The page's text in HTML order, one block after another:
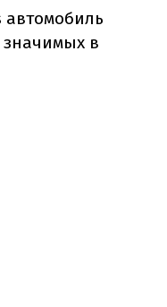
автомобиль
в